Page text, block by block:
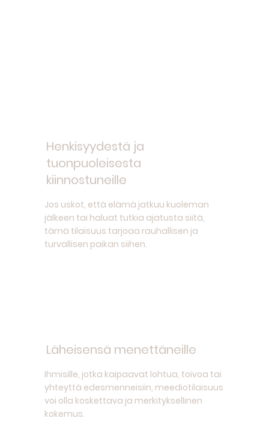
Henkisyydestä ja
tuonpuoleisesta
kiinnostuneille
Jos uskot, että elämä jatkuu kuoleman
jälkeen tai haluat tutkia ajatusta siitä,
tämä tilaisuus tarjoaa rauhallisen ja
turvallisen paikan siihen.
Läheisensä menettäneille
Ihmisille, jotka kaipaavat lohtua, toivoa tai
yhteyttä edesmenneisiin, meediotilaisuus
voi olla koskettava ja merkityksellinen
kokemus.